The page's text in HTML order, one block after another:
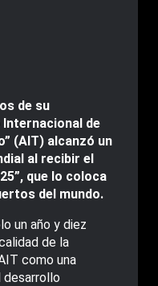
de su
de
(AIT) alcanzó un
al recibir el
que lo coloca
del mundo.
un año y diez
de la
como una